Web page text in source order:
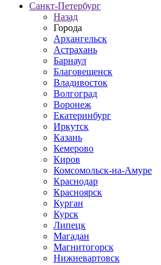
Санкт-Петербург
Назад
Города
Архангельск
Астрахань
Барнаул
Благовещенск
Владивосток
Волгоград
Воронеж
Екатеринбург
Иркутск
Казань
Кемерово
Киров
Комсомольск-на-Амуре
Краснодар
Красноярск
Курган
Курск
Липецк
Магадан
Магнитогорск
Нижневартовск